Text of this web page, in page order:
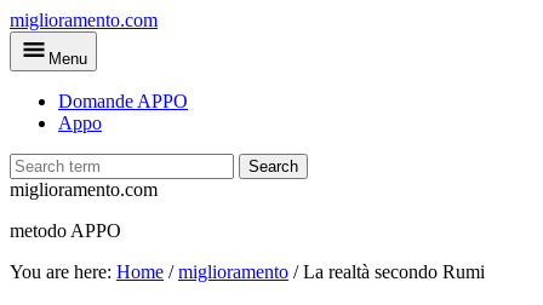
Skip
to
main
miglioramento.com
Menu
Domande APPO
Appo
Search
miglioramento.com
metodo APPO
You are here: Home /miglioramento /La realtà secondo Rumi